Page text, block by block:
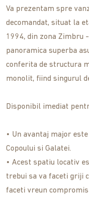
Va prezentam spre
decomandat, situat la
1994, din zona Zimbru
panoramica superba
conferita de structura
monolit, fiind singurul
Disponibil imediat
• Un avantaj major
Copoului si Galatei.
• Acest spatiu locativ
trebui sa va faceti griji
faceti vreun